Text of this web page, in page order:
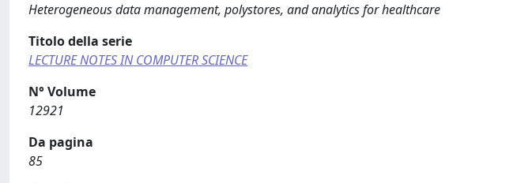
Heterogeneous data management, polystores, and analytics for healthcare
Titolo della serie
LECTURE NOTES IN COMPUTER SCIENCE
N° Volume
12921
Da pagina
85